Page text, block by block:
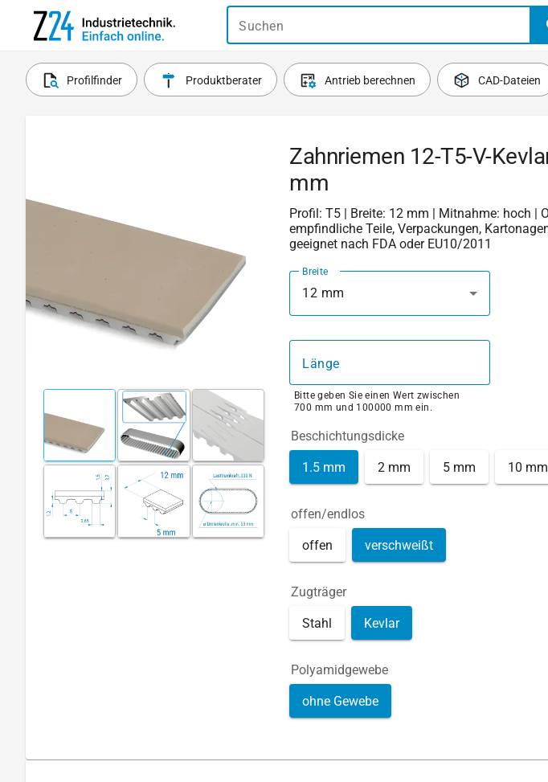
Suchen
Profilfinder Produktberater Antrieb berechnen CAD-Dateien
Zahnriemen 12-T5-V-
mm
Profil: T5 | Breite: 12 mm | Mitnahme: hoch |
empfindliche Teile, Verpackungen,
geeignet nach FDA oder EU10/2011
Breite
12 mm
Länge
Bitte geben Sie einen Wert zwischen
700 mm und 100000 mm ein.
Beschichtungsdicke
1.5 mm 2 mm 5 mm 10 mm
offen/endlos
offen verschweißt
Zugträger
Stahl Kevlar
Polyamidgewebe
ohne Gewebe